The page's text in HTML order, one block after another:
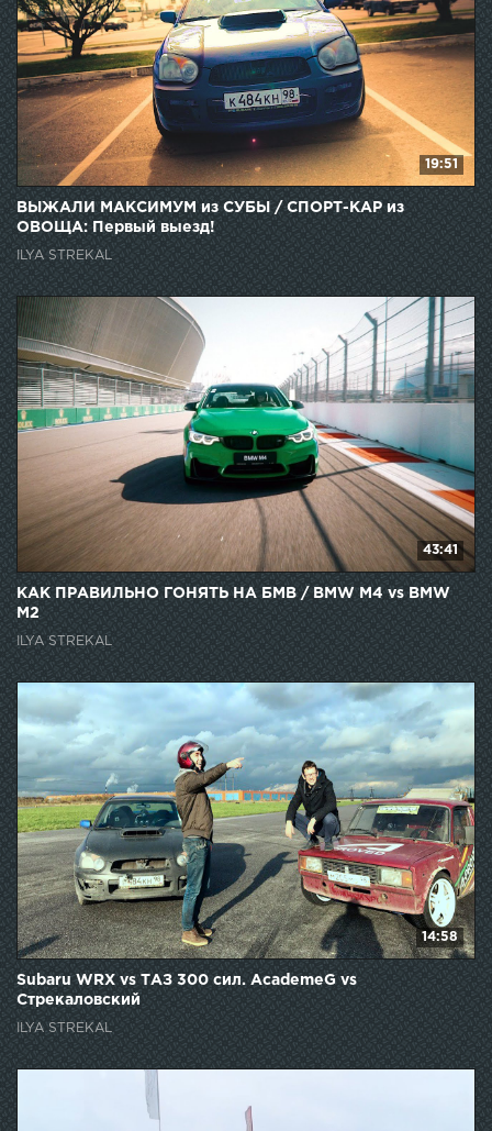
19:51
ВЫЖАЛИ МАКСИМУМ из СУБЫ / СПОРТ-КАР из
ОВОЩА: Первый выезд!
ILYA STREKAL
43:41
КАК ПРАВИЛЬНО ГОНЯТЬ НА БМВ / BMW M4 vs BMW
M2
ILYA STREKAL
14:58
Subaru WRX vs ТАЗ 300 сил. AcademeG vs
Стрекаловский
ILYA STREKAL